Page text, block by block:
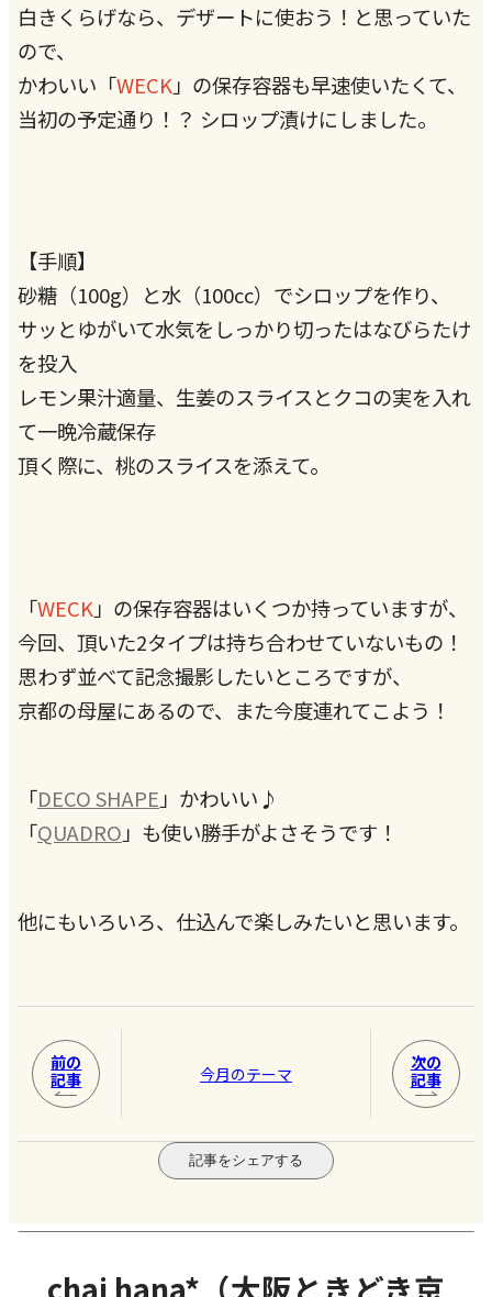
白きくらげなら、デザートに使おう！と思っていた
ので、
かわいい「WECK 」の保存容器も早速使いたくて、
当初の予定通り！？ シロップ漬けにしました。
【手順】
砂糖（100g）と水（100cc）でシロップを作り、
サッとゆがいて水気をしっかり切ったはなびらたけ
を投入
レモン果汁適量、生姜のスライスとクコの実を入れ
て一晩冷蔵保存
頂く際に、桃のスライスを添えて。
「WECK 」の保存容器はいくつか持っていますが、
今回、頂いた2タイプは持ち合わせていないもの！
思わず並べて記念撮影したいところですが、
京都の母屋にあるので、また今度連れてこよう！
「DECO SHAPE」かわいい♪
「QUADRO」も使い勝手がよさそうです！
他にもいろいろ、仕込んで楽しみたいと思います。
前の
記事
今月のテーマ
次の
記事
記事をシェアする